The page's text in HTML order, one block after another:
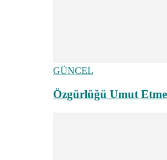
GÜNCEL
Özgürlüğü Umut